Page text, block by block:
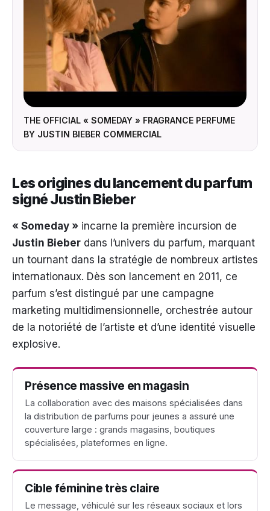
▶
THE OFFICIAL « SOMEDAY » FRAGRANCE PERFUME
BY JUSTIN BIEBER COMMERCIAL
Les origines du lancement du parfum
signé Justin Bieber
« Someday » incarne la première incursion de
Justin Bieber dans l’univers du parfum, marquant
un tournant dans la stratégie de nombreux artistes
internationaux. Dès son lancement en 2011, ce
parfum s’est distingué par une campagne
marketing multidimensionnelle, orchestrée autour
de la notoriété de l’artiste et d’une identité visuelle
explosive.
Présence massive en magasin
La collaboration avec des maisons spécialisées dans
la distribution de parfums pour jeunes a assuré une
couverture large : grands magasins, boutiques
spécialisées, plateformes en ligne.
Cible féminine très claire
Le message, véhiculé sur les réseaux sociaux et lors